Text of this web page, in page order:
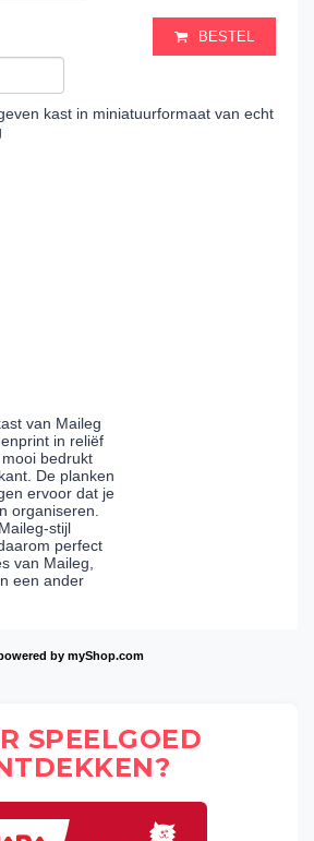
BESTEL
kast in miniatuurformaat van echt
van Maileg
in reliëf
bedrukt
De planken
ervoor dat je
organiseren.
stijl
perfect
van Maileg,
een ander
by myShop.com
SPEELGOED